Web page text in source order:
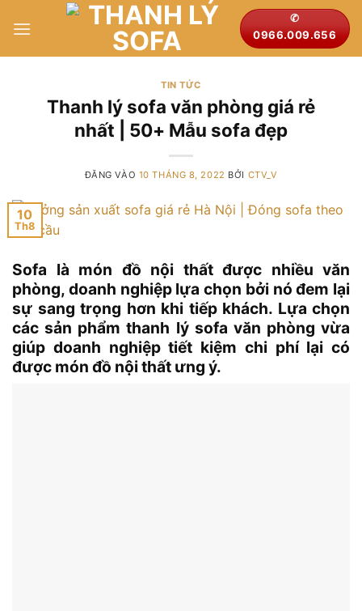
qua
✆
0966.009.656
TIN TỨC
Thanh lý sofa văn phòng giá rẻ
nhất | 50+ Mẫu sofa đẹp
ĐĂNG VÀO 10 THÁNG 8, 2022 BỞI CTV_V
10
Th8
Sofa là món đồ nội thất được nhiều văn
phòng, doanh nghiệp lựa chọn bởi nó đem lại
sự sang trọng hơn khi tiếp khách. Lựa chọn
các sản phẩm thanh lý sofa văn phòng vừa
giúp doanh nghiệp tiết kiệm chi phí lại có
được món đồ nội thất ưng ý.